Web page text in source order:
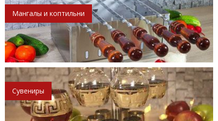
Мангалы и коптильни
Сувениры